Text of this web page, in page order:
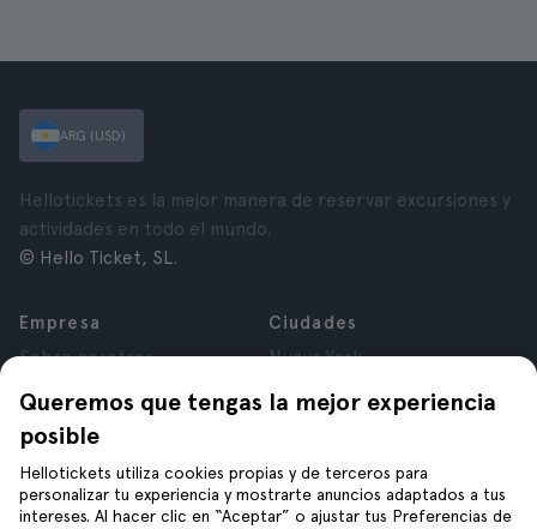
Queremos que tengas la mejor experiencia
posible
Hellotickets utiliza cookies propias y de terceros para
personalizar tu experiencia y mostrarte anuncios adaptados a tus
intereses. Al hacer clic en “Aceptar” o ajustar tus Preferencias de
ARG (USD)
Hellotickets es la mejor manera de reservar excursiones y
actividades en todo el mundo.
© Hello Ticket, SL.
Empresa
Sobre nosotros
Afiliados
Opiniones
Privacidad
Términos y Condiciones
Ciudades
Nueva York
París
Granada
Cracovia